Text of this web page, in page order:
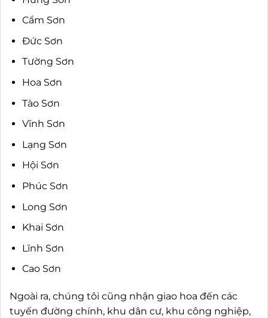
Cẩm Sơn
Đức Sơn
Tường Sơn
Hoa Sơn
Tào Sơn
Vĩnh Sơn
Lạng Sơn
Hội Sơn
Phúc Sơn
Long Sơn
Khai Sơn
Lĩnh Sơn
Cao Sơn
Ngoài ra, chúng tôi cũng nhận giao hoa đến các
tuyến đường chính, khu dân cư, khu công nghiệp,